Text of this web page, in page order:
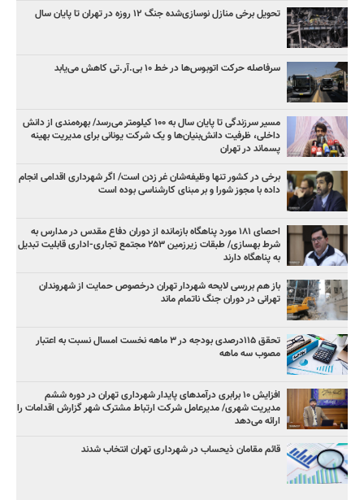
تحویل برخی منازل نوسازی‌شده جنگ ۱۲ روزه در تهران تا پایان سال
سرفاصله حرکت اتوبوس‌ها در خط ۱۰ بی‌.آر.تی کاهش می‌یابد
مسیر سرزندگی تا پایان سال به ۱۰۰ کیلومتر می‌رسد/ بهره‌مندی از دانش
داخلی، ظرفیت دانش‌بنیان‌ها و یک شرکت یونانی برای مدیریت بهینه
پسماند در تهران
برخی در کشور تنها وظیفه‌شان غر زدن است/ اگر شهرداری اقدامی انجام
داده با مجوز شورا و بر مبنای کارشناسی بوده است
احصای ۱۸۱ مورد پناهگاه بازمانده از دوران دفاع مقدس در مدارس به
شرط بهسازی/ طبقات زیرزمین ۲۵۳ مجتمع تجاری-اداری قابلیت تبدیل
به پناهگاه دارند
باز هم بررسی لایحه شهردار تهران درخصوص حمایت از شهروندان
تهرانی در دوران جنگ ناتمام ماند
تحقق ۱۱۵درصدی بودجه در ۳ ماهه نخست امسال نسبت به اعتبار
مصوب سه ماهه
افزایش ۱۰ برابری درآمدهای پایدار شهرداری تهران در دوره ششم
مدیریت شهری/ مدیرعامل شرکت ارتباط مشترک شهر گزارش اقدامات را
ارائه می‌دهد
قائم مقامان ذیحساب در شهرداری تهران انتخاب شدند